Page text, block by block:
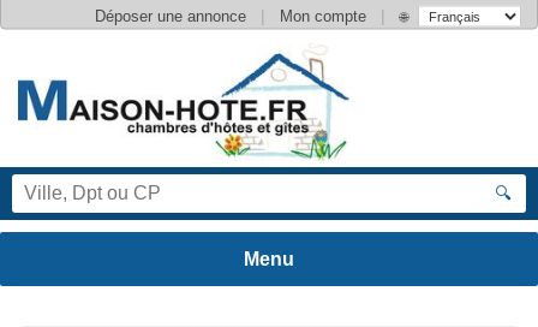
Déposer une annonce | Mon compte | 🌐
🔍